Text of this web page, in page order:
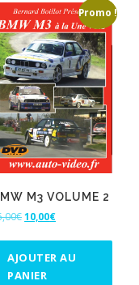
Promo !
M3 VOLUME 2
€L
r
i
10,00€L
r
AJOUTER AU
PANIER